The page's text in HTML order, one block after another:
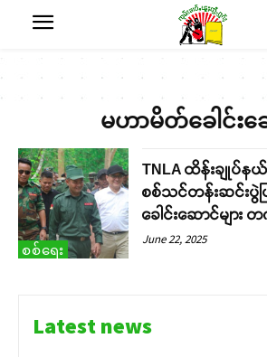
မဟာမိတ်ခေါင်း
စစ်ရေး
TNLA ထိန်းချုပ်န
စစ်သင်တန်းဆင်းပွဲ
ခေါင်းဆောင်များ
June 22, 2025
Latest news